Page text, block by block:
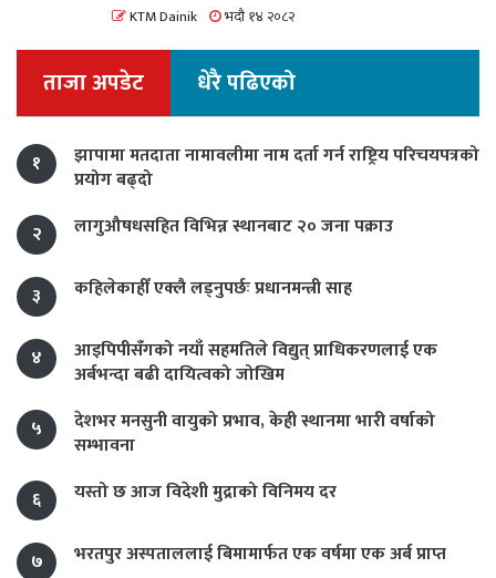
KTM Dainik भदौ १४ २०८२
ताजा अपडेट धेरै पढिएको
१
झापामा मतदाता नामावलीमा नाम दर्ता गर्न राष्ट्रिय परिचयपत्रको
प्रयोग बढ्दो
२
लागुऔषधसहित विभिन्न स्थानबाट २० जना पक्राउ
३ कहिलेकाहीँ एक्लै लड्नुपर्छः प्रधानमन्त्री साह
४
आइपिपीसँगको नयाँ सहमतिले विद्युत् प्राधिकरणलाई एक
अर्बभन्दा बढी दायित्वको जोखिम
५
देशभर मनसुनी वायुको प्रभाव, केही स्थानमा भारी वर्षाको
सम्भावना
६
यस्तो छ आज विदेशी मुद्राको विनिमय दर
७ भरतपुर अस्पताललाई बिमामार्फत एक वर्षमा एक अर्ब प्राप्त